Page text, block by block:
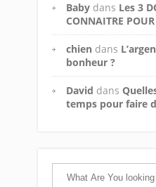
Baby dans Les 3
CONNAITRE POUR
chien dans
bonheur ?
David dans
temps pour faire